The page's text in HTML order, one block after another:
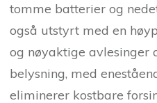
tomme batterier og
også utstyrt med en
og nøyaktige avlesinger
belysning, med
eliminerer kostbare